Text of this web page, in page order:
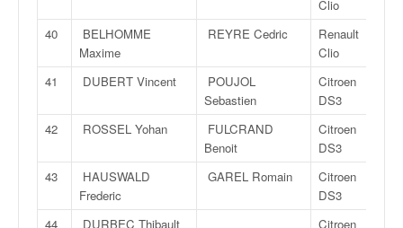
Clio
40
BELHOMME
Maxime
REYRE Cedric
Renault
Clio
41 DUBERT Vincent
POUJOL
Sebastien
Citroen
DS3
42 ROSSEL Yohan
FULCRAND
Benoit
Citroen
DS3
43
HAUSWALD
Frederic
GAREL Romain
Citroen
DS3
44 DURBEC Thibault
Citroen